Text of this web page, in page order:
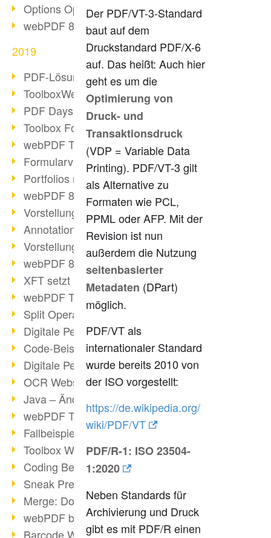
Options Operation
webPDF 8 Neuerungen (Teil 1)
2019
PDF-Lösung für Unternehmen
ToolboxWebService Print Operation
PDF Days 2020
Toolbox Forms Operation
webPDF Toolbox Delete
Formularverarbeitung mit webPDF
Portfolios mit webPDF erstellen
webPDF 8.0 gestartet
Vorstellung weiterer ActionTypes
AnnotationSelection Objekt
Vorstellung weiterer ActionTypes
webPDF 8: Toolbox Neuerungen
XFT setzt auf webPDF
webPDF Toolbox Webservice Image
Split Operation: Dokumente teilen
Digitale Personalakte mit webPDF
Code-Beispiel Attachment Operation
Digitale Personalakte bei REMONDIS
OCR Webservice
Java – Änderungen der Bedingungen
webPDF Toolbox Description
Fallbeispiel: Fusion von Archiven
Toolbox WebService Extraction
Coding Beispiel: Annotationen
Sneak Preview des webPDF Portals
Merge: Dokumente zusammenfügen
webPDF bei Infoniqa
Barcode Webservice
Der PDF/VT-3-Standard
baut auf dem
Druckstandard PDF/X-6
auf. Das heißt: Auch hier
geht es um die
Optimierung von
Druck- und
Transaktionsdruck
(VDP = Variable Data
Printing). PDF/VT-3 gilt
als Alternative zu
Formaten wie PCL,
PPML oder AFP. Mit der
Revision ist nun
außerdem die Nutzung
seitenbasierter
Metadaten (DPart)
möglich.
PDF/VT als
internationaler Standard
wurde bereits 2010 von
der ISO vorgestellt:
https://de.wikipedia.org/
wiki/PDF/VT
PDF/R-1: ISO 23504-
1:2020
Neben Standards für
Archivierung und Druck
gibt es mit PDF/R einen